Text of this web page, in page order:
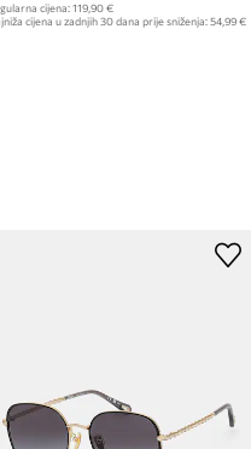
cijena: 119,90 €
cijena u zadnjih 30 dana prije sniženja: 54,99 €